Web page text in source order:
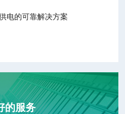
电的可靠解决方案
的服务